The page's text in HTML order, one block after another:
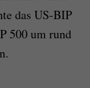
das US-BIP
500 um rund